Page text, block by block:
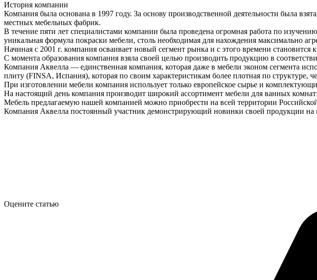
История компании
Компания была основана в 1997 году. За основу производственной деятельности была
местных мебельных фабрик.
В течение пяти лет специалистами компании была проведена огромная работа по
уникальная формула покраски мебели, столь необходимая для нахождения максимально
Начиная с 2001 г. компания осваивает новый сегмент рынка и с этого времени
С момента образования компания взяла своей целью производить продукцию в
Компания Аквелла — единственная компания, которая даже в мебели эконом сегмента
плиту (FINSA, Испания), которая по своим характеристикам более плотная по
При изготовлении мебели компания использует только европейское сырье и
На настоящий день компания производит широкий ассортимент мебели для ванных
Мебель предлагаемую нашей компанией можно приобрести на всей территории
Компания Аквелла постоянный участник демонстрирующий новинки своей продукции
Оцените статью